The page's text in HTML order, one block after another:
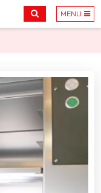
MENU